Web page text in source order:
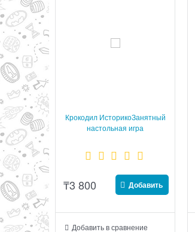
Крокодил ИсторикоЗанятный
настольная игра
₸3 800 Добавить
Добавить в сравнение